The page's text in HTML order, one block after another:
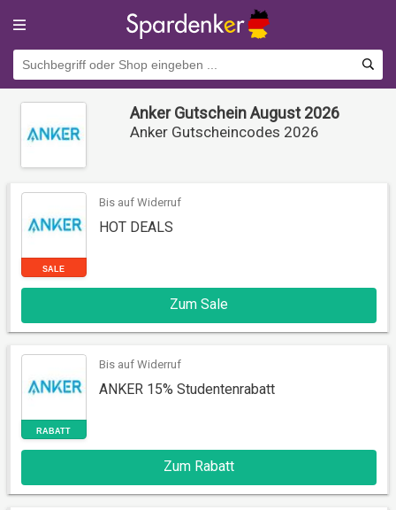
Anker Gutschein August 2026
Anker Gutscheincodes 2026
Bis auf Widerruf
HOT DEALS
Zum Sale
Bis auf Widerruf
ANKER 15% Studentenrabatt
Zum Rabatt